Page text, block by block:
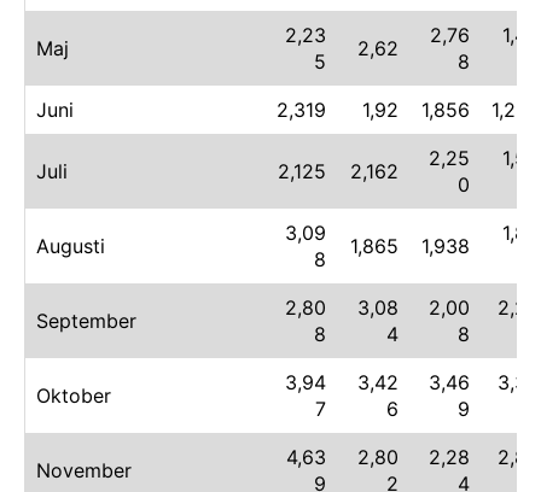
Maj
2,23
5
2,62
2,76
8
1,49
Juni
2,319 1,92 1,856 1,257
Juli 2,125 2,162
2,25
0
1,55
Augusti
3,09
8
1,865 1,938
1,89
September
2,80
8
3,08
4
2,00
8
2,22
Oktober
3,94
7
3,42
6
3,46
9
3,33
November
4,63
9
2,80
2
2,28
4
2,86